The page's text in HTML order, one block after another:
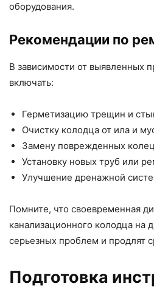
оборудования.
Рекомендации по
В зависимости от выявленных
включать:
Герметизацию трещин и
Очистку колодца от ила и
Замену поврежденных
Установку новых труб или
Улучшение дренажной
Помните, что своевременная
канализационного колодца на
серьезных проблем и продлят
Подготовка